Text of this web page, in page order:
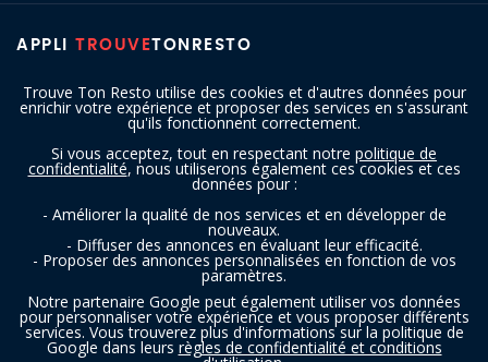
Trouve Ton Resto utilise des cookies et d'autres données pour
enrichir votre expérience et proposer des services en s'assurant
qu'ils fonctionnent correctement.
Si vous acceptez, tout en respectant notre politique de
confidentialité, nous utiliserons également ces cookies et ces
données pour :
- Améliorer la qualité de nos services et en développer de
nouveaux.
- Diffuser des annonces en évaluant leur efficacité.
- Proposer des annonces personnalisées en fonction de vos
paramètres.
Notre partenaire Google peut également utiliser vos données
pour personnaliser votre expérience et vous proposer différents
services. Vous trouverez plus d'informations sur la politique de
Google dans leurs règles de confidentialité et conditions
APPLI TROUVETONRESTO
SUIVEZ-NOUS
Copyright © 2016 - 2026 trouvetonresto.be ‐ Tous droits réservés | JDC